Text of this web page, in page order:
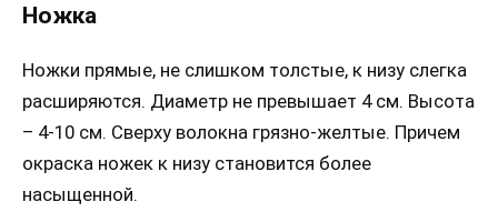
Ножка
Ножки прямые, не слишком толстые, к низу слегка
расширяются. Диаметр не превышает 4 см. Высота
– 4-10 см. Сверху волокна грязно-желтые. Причем
окраска ножек к низу становится более
насыщенной.